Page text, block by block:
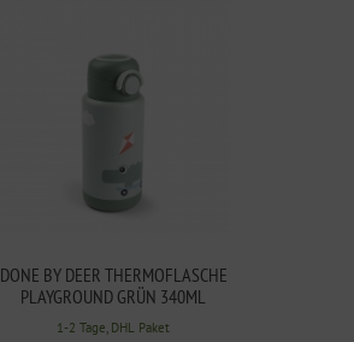
DONE BY DEER THERMOFLASCHE
PLAYGROUND GRÜN 340ML
1-2 Tage, DHL Paket